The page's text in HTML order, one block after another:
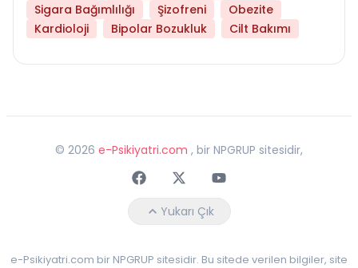
Sigara Bağımlılığı
Şizofreni
Obezite
Kardioloji
Bipolar Bozukluk Cilt Bakımı
© 2026 e-Psikiyatri.com , bir NPGRUP sitesidir,
FaceebokTwitterYoutube
Yukarı Çık
e-Psikiyatri.com bir NPGRUP sitesidir. Bu sitede verilen bilgiler, site